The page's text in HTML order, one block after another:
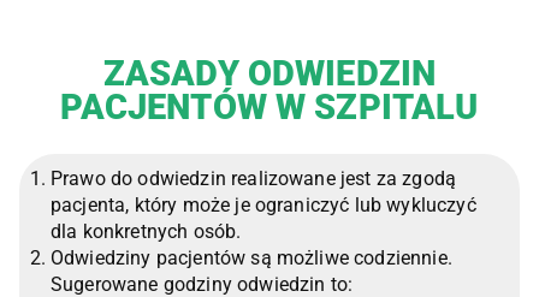
ZASADY ODWIEDZIN
PACJENTÓW W SZPITALU
Prawo do odwiedzin realizowane jest za zgodą
pacjenta, który może je ograniczyć lub wykluczyć
dla konkretnych osób.
Odwiedziny pacjentów są możliwe codziennie.
Sugerowane godziny odwiedzin to: